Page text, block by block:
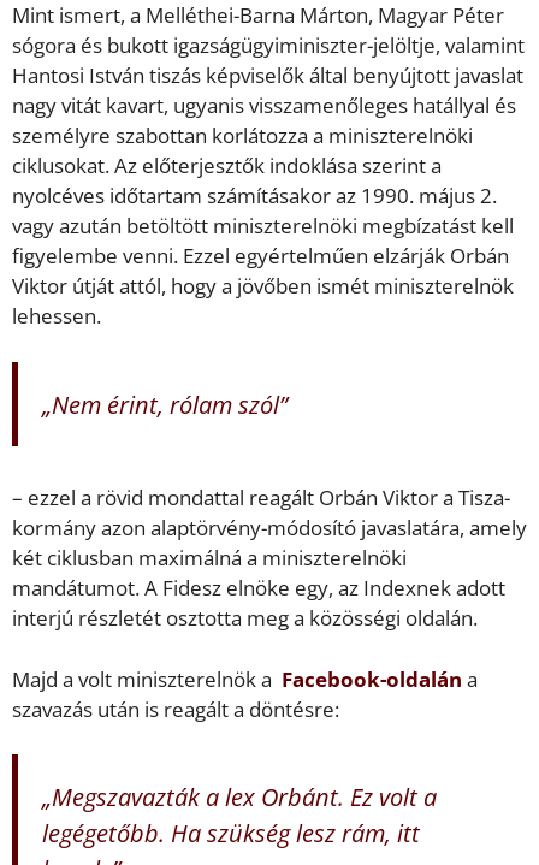
Mint ismert, a Melléthei-Barna Márton, Magyar Péter
sógora és bukott igazságügyiminiszter-jelöltje, valamint
Hantosi István tiszás képviselők által benyújtott javaslat
nagy vitát kavart, ugyanis visszamenőleges hatállyal és
személyre szabottan korlátozza a miniszterelnöki
ciklusokat. Az előterjesztők indoklása szerint a
nyolcéves időtartam számításakor az 1990. május 2.
vagy azután betöltött miniszterelnöki megbízatást kell
figyelembe venni. Ezzel egyértelműen elzárják Orbán
Viktor útját attól, hogy a jövőben ismét miniszterelnök
lehessen.
„Nem érint, rólam szól”
– ezzel a rövid mondattal reagált Orbán Viktor a Tisza-
kormány azon alaptörvény-módosító javaslatára, amely
két ciklusban maximálná a miniszterelnöki
mandátumot. A Fidesz elnöke egy, az Indexnek adott
interjú részletét osztotta meg a közösségi oldalán.
Majd a volt miniszterelnök a Facebook-oldalán a
szavazás után is reagált a döntésre:
„Megszavazták a lex Orbánt. Ez volt a
legégetőbb. Ha szükség lesz rám, itt